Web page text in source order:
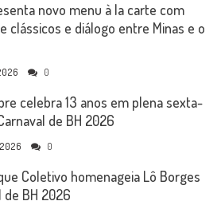
novo menu à la carte com
clássicos e diálogo entre Minas e o
0
celebra 13 anos em plena sexta-
de BH 2026
0
Coletivo homenageia Lô Borges
de BH 2026